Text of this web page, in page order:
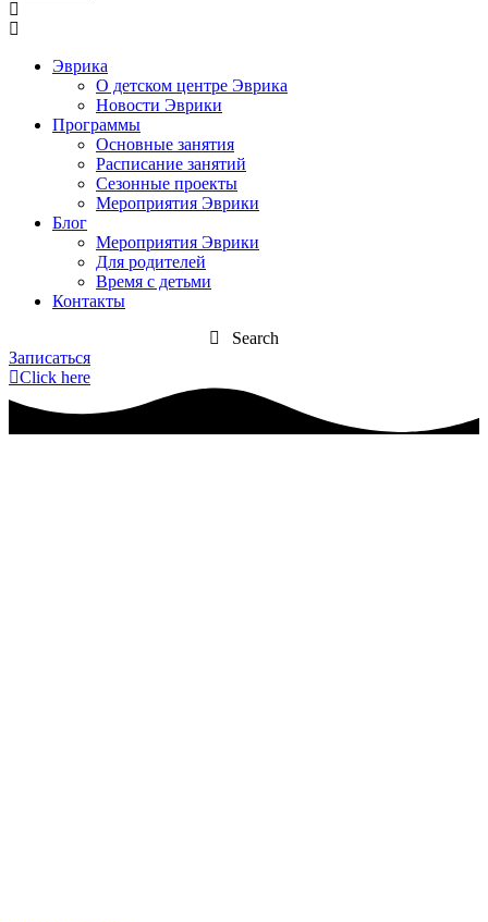
Эврика
О детском центре Эврика
Новости Эврики
Программы
Основные занятия
Расписание занятий
Сезонные проекты
Мероприятия Эврики
Блог
Мероприятия Эврики
Для родителей
Время с детьми
Контакты
Search
Записаться
Click here